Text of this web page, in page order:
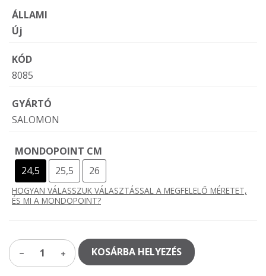
ÁLLAMI
Új
KÓD
8085
GYÁRTÓ
SALOMON
MONDOPOINT CM
24,5
25,5 26
HOGYAN VÁLASSZUK VÁLASZTÁSSAL A MEGFELELŐ MÉRETET,
ÉS MI A MONDOPOINT?
1 KOSÁRBA HELYEZÉS